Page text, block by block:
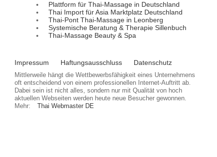
Plattform für Thai-Massage in Deutschland
Thai Import für Asia Marktplatz Deutschland
Thai-Pont Thai-Massage in Leonberg
Systemische Beratung & Therapie Sillenbuch
Thai-Massage Beauty & Spa
Impressum Haftungsausschluss Datenschutz
Mittlerweile hängt die Wettbewerbsfähigkeit eines Unternehmens
oft entscheidend von einem professionellen Internet-Auftritt ab.
Dabei sein ist nicht alles, sondern nur mit Qualität von hoch
aktuellen Webseiten werden heute neue Besucher gewonnen.
Mehr:
Thai Webmaster DE